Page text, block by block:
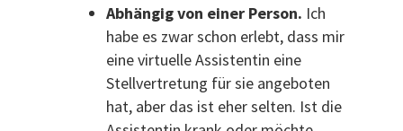
Abhängig von einer Person. Ich
habe es zwar schon erlebt, dass mir
eine virtuelle Assistentin eine
Stellvertretung für sie angeboten
hat, aber das ist eher selten. Ist die